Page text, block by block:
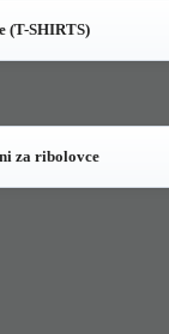
(T-SHIRTS)
za ribolovce